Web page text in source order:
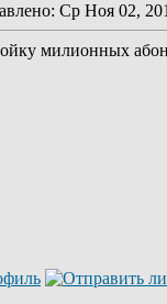
: Ср Ноя 02,
милионных